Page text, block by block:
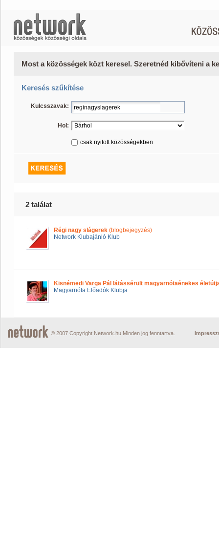
Most a közösségek közt keresel. Szeretnéd kibővíteni a
Keresés szűkítése
Kulcsszavak:
Hol:
csak nyitott közösségekben
2 találat
Régi nagy slágerek (blogbejegyzés)
Network Klubajánló Klub
Kisnémedi Varga Pál látássérült magyarnótaénekes
Magyarnóta Előadók Klubja
© 2007 Copyright Network.hu Minden jog fenntartva.